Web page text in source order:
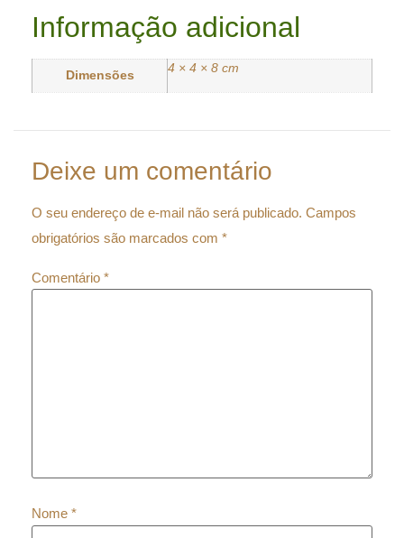
Informação adicional
Dimensões
4 × 4 × 8 cm
Deixe um comentário
O seu endereço de e-mail não será publicado. Campos
obrigatórios são marcados com *
Comentário *
Nome *